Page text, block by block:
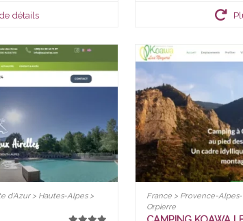
détails
d'Azur > Hautes-Alpes >
France > Provence-
Orpierre